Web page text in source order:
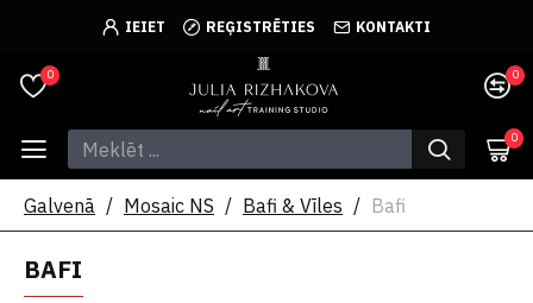
IEIET REĢISTRĒTIES KONTAKTI
0 0
0
Galvenā Mosaic NS Bafi & Vīles Bafi
BAFI